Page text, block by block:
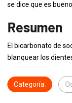
se dice que es
Resumen
El bicarbonato de
blanquear los
Categoría: